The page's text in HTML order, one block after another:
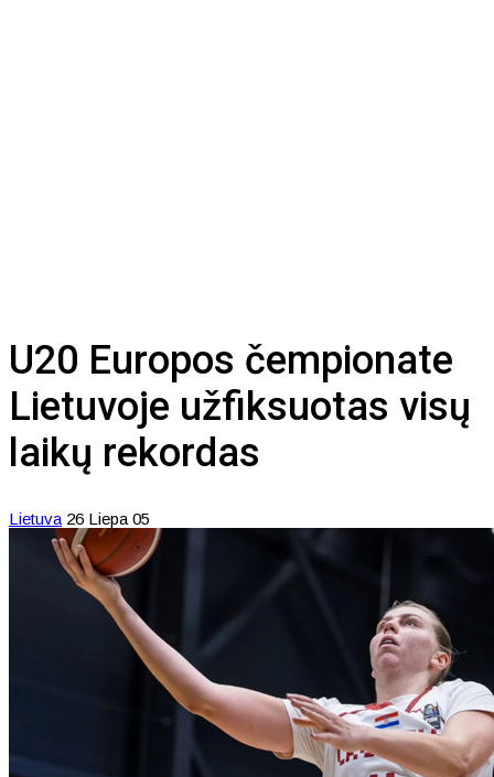
U20 Europos čempionate
Lietuvoje užfiksuotas visų
laikų rekordas
Lietuva 26 Liepa 05